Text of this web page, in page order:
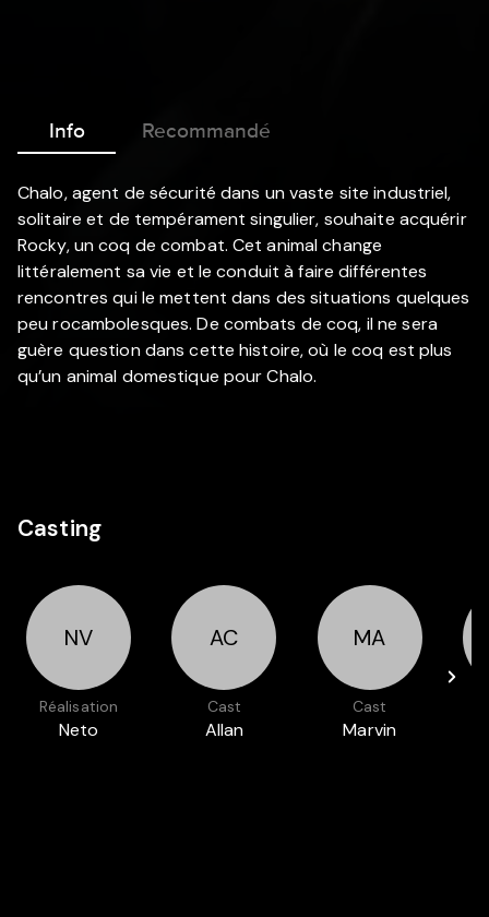
Info Recommandé
Chalo, agent de sécurité dans un vaste site industriel,
solitaire et de tempérament singulier, souhaite acquérir
Rocky, un coq de combat. Cet animal change
littéralement sa vie et le conduit à faire différentes
rencontres qui le mettent dans des situations quelques
peu rocambolesques. De combats de coq, il ne sera
guère question dans cette histoire, où le coq est plus
qu’un animal domestique pour Chalo.
Casting
NV
Réalisation
Neto
AC
Cast
Allan
MA
Cast
Marvin